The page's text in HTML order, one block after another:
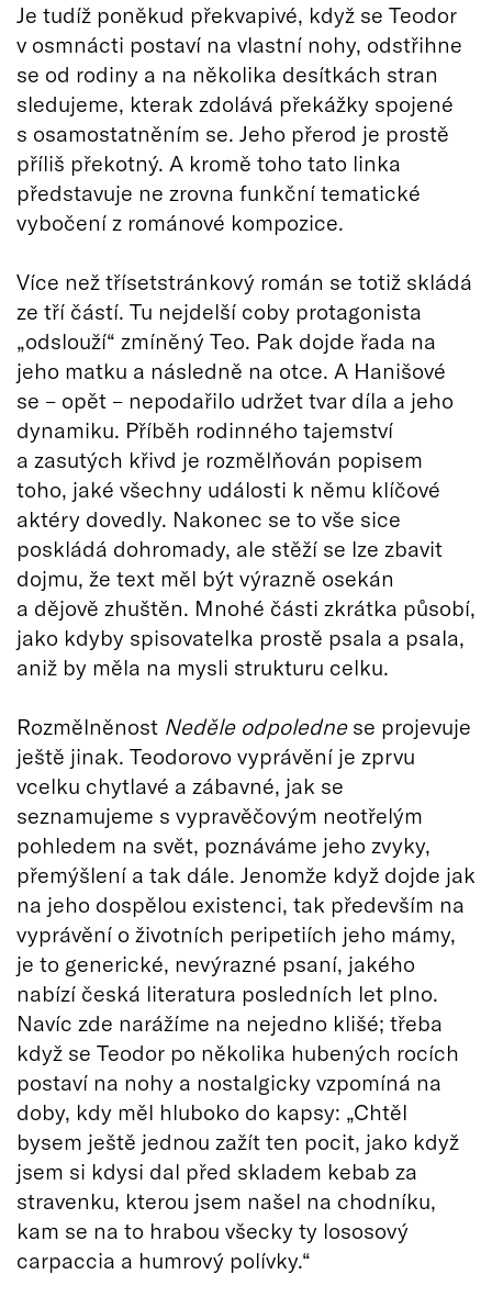
Je tudíž poněkud překvapivé, když se Teodor
v osmnácti postaví na vlastní nohy, odstřihne
se od rodiny a na několika desítkách stran
sledujeme, kterak zdolává překážky spojené
s osamostatněním se. Jeho přerod je prostě
příliš překotný. A kromě toho tato linka
představuje ne zrovna funkční tematické
vybočení z románové kompozice.
Více než třísetstránkový román se totiž skládá
ze tří částí. Tu nejdelší coby protagonista
„odslouží“ zmíněný Teo. Pak dojde řada na
jeho matku a následně na otce. A Hanišové
se – opět – nepodařilo udržet tvar díla a jeho
dynamiku. Příběh rodinného tajemství
a zasutých křivd je rozmělňován popisem
toho, jaké všechny události k němu klíčové
aktéry dovedly. Nakonec se to vše sice
poskládá dohromady, ale stěží se lze zbavit
dojmu, že text měl být výrazně osekán
a dějově zhuštěn. Mnohé části zkrátka působí,
jako kdyby spisovatelka prostě psala a psala,
aniž by měla na mysli strukturu celku.
Rozmělněnost Neděle odpolednese projevuje
ještě jinak. Teodorovo vyprávění je zprvu
vcelku chytlavé a zábavné, jak se
seznamujeme s vypravěčovým neotřelým
pohledem na svět, poznáváme jeho zvyky,
přemýšlení a tak dále. Jenomže když dojde jak
na jeho dospělou existenci, tak především na
vyprávění o životních peripetiích jeho mámy,
je to generické, nevýrazné psaní, jakého
nabízí česká literatura posledních let plno.
Navíc zde narážíme na nejedno klišé; třeba
když se Teodor po několika hubených rocích
postaví na nohy a nostalgicky vzpomíná na
doby, kdy měl hluboko do kapsy: „Chtěl
bysem ještě jednou zažít ten pocit, jako když
jsem si kdysi dal před skladem kebab za
stravenku, kterou jsem našel na chodníku,
kam se na to hrabou všecky ty lososový
carpaccia a humrový polívky.“